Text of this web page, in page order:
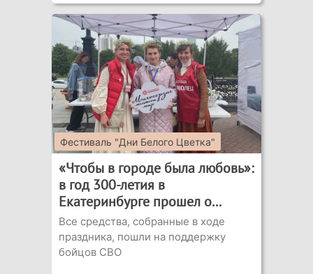
Фестиваль "Дни Белого Цветка"
«Чтобы в городе была любовь»:
в год 300-летия в
Екатеринбурге прошел о...
Все средства, собранные в ходе
праздника, пошли на поддержку
бойцов СВО